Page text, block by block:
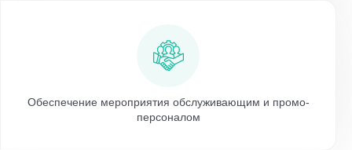
Обеспечение мероприятия обслуживающим и промо-
персоналом